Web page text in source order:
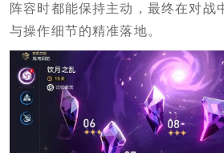
阵容时都能保持主动，最终在对战
与操作细节的精准落地。